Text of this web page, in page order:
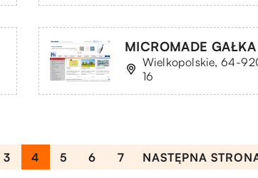
MICROMADE
Wielkopolskie, 64-
16
3 4 5 6 7 NASTĘPNA